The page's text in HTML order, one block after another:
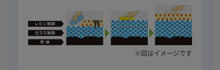
※図はイメージです